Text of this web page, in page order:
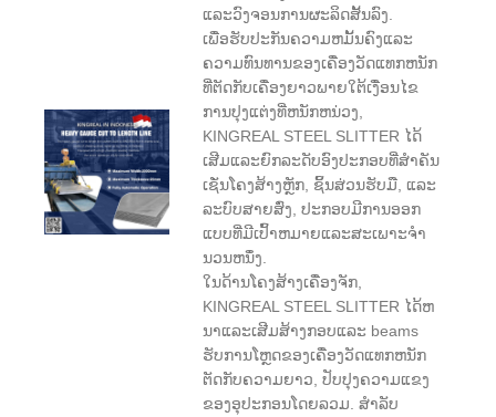
ແລະວົງຈອນການຜະລິດສັ້ນລົງ.
ເພື່ອຮັບປະກັນຄວາມຫມັ້ນຄົງແລະ
ຄວາມທົນທານຂອງເຄື່ອງວັດແທກຫນັກ
ທີ່ຕັດກັບເຄື່ອງຍາວພາຍໃຕ້ເງື່ອນໄຂ
ການປຸງແຕ່ງທີ່ຫນັກຫນ່ວງ,
KINGREAL STEEL SLITTER ໄດ້
ເສີມແລະຍົກລະດັບອົງປະກອບທີ່ສໍາຄັນ
ເຊັ່ນໂຄງສ້າງຫຼັກ, ຊິ້ນສ່ວນຮັບມື, ແລະ
ລະບົບສາຍສົ່ງ, ປະກອບມີການອອກ
ແບບທີ່ມີເປົ້າຫມາຍແລະສະເພາະຈໍາ
ນວນຫນຶ່ງ.
ໃນດ້ານໂຄງສ້າງເຄື່ອງຈັກ,
KINGREAL STEEL SLITTER ໄດ້ຫ
ນາແລະເສີມສ້າງກອບແລະ beams
ຮັບການໂຫຼດຂອງເຄື່ອງວັດແທກຫນັກ
ຕັດກັບຄວາມຍາວ, ປັບປຸງຄວາມແຂງ
ຂອງອຸປະກອນໂດຍລວມ. ສໍາລັບ